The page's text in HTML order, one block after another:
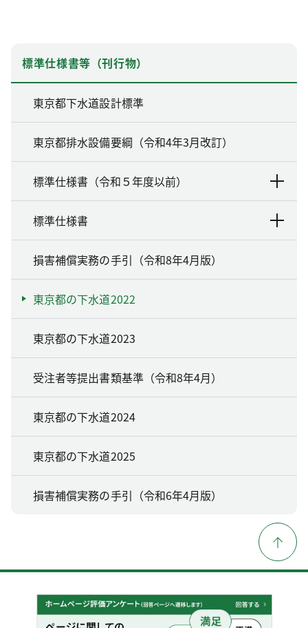
標準仕様書等（刊行物）
東京都下水道設計標準
東京都排水設備要綱（令和4年3月改訂）
標準仕様書（令和５年度以前）
標準仕様書
損害補償実務の手引（令和8年4月版）
東京都の下水道2022
東京都の下水道2023
受注者等提出書類基準（令和8年4月）
東京都の下水道2024
東京都の下水道2025
損害補償実務の手引（令和6年4月版）